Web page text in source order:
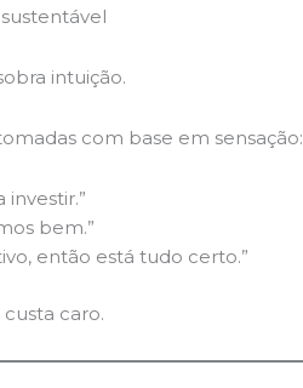
intuição.
com base em sensação:
investir.”
bem.”
então está tudo certo.”
caro.